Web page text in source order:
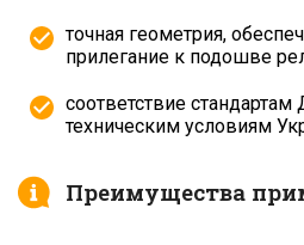
точная геометрия,
прилегание к подошве
соответствие
техническим условиям
Преимущества